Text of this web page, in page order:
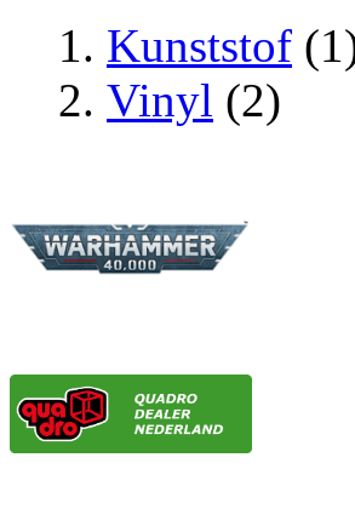
Kunststof
Vinyl (2)